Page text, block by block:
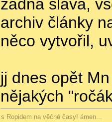
žádná sláva,
archiv články
něco vytvořil,
jj dnes opět
nějakých
s Ropidem na věčné časy! ámen...